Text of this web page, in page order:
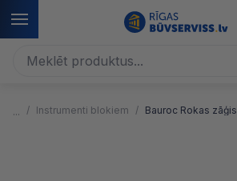
Instrumenti blokiem Bauroc Rokas zāģis